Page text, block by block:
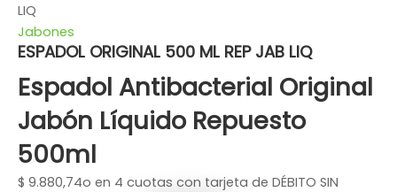
LIQ
Jabones
ESPADOL ORIGINAL 500 ML REP JAB LIQ
Espadol Antibacterial Original
Jabón Líquido Repuesto
500ml
$ 9.880,74o en 4 cuotas con tarjeta de DÉBITO SIN